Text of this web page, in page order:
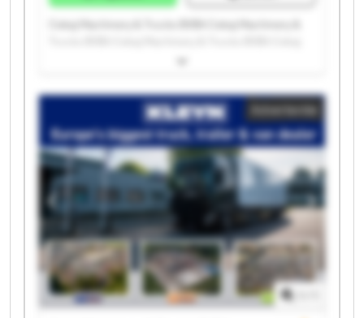
Machinery & Trucks BVBA Cekaj Machinery & Trucks
Machinery & Trucks BVBA Cekaj Machinery & Trucks
BVBA Cekaj Machinery & Trucks BVBA Cekaj
Machinery & Trucks BVBA Cekaj Machinery & Trucks
BVBA Cekaj Machinery & Trucks BVBA Cekaj
Machinery & Trucks BVBA Cekaj Machinery & Trucks
BVBA Cekaj Machinery & Trucks BVBA Cekaj
Machinery & Trucks BVBA Cekaj Machinery & Trucks
BVBA Cekaj Machinery & Trucks BVBA Cekaj
Machinery & Trucks BVBA Cekaj Machinery & Trucks
BVBA
Advertentie